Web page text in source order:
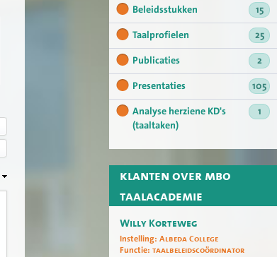
Beleidsstukken
15
Taalprofielen
25
Publicaties
2
Presentaties
105
Analyse herziene KD's
(taaltaken)
1
klanten over mbo
taalacademie
Willy Korteweg
Instelling: Albeda College
Functie: taalbeleidscoördinator